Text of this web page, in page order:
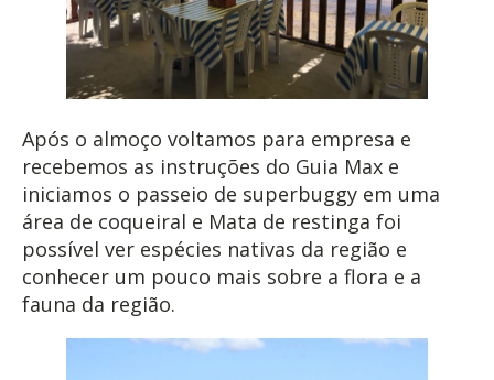
Após o almoço voltamos para empresa e
recebemos as instruções do Guia Max e
iniciamos o passeio de superbuggy em uma
área de coqueiral e Mata de restinga foi
possível ver espécies nativas da região e
conhecer um pouco mais sobre a flora e a
fauna da região.